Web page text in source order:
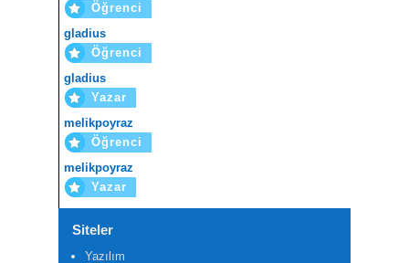
Öğrenci
gladius
Öğrenci
gladius
Yazar
melikpoyraz
Öğrenci
melikpoyraz
Yazar
Siteler
Yazılım